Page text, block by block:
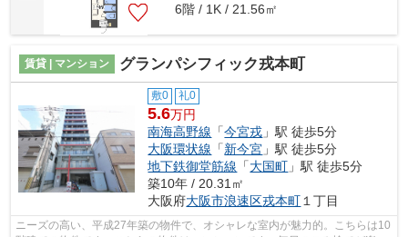
6階 / 1K / 21.56㎡
賃貸 | マンション グランパシフィック戎本町
敷0 礼0
5.6万円
南海高野線 「今宮戎 」駅 徒歩5分
大阪環状線 「新今宮 」駅 徒歩5分
地下鉄御堂筋線 「大国町 」駅 徒歩5分
築10年 / 20.31㎡
大阪府大阪市浪速区戎本町１丁目
ニーズの高い、平成27年築の物件で、オシャレな室内が魅力的。こちらは10